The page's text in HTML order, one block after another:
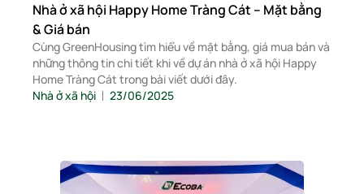
Nhà ở xã hội Happy Home Tràng Cát – Mặt bằng
& Giá bán
Cùng GreenHousing tìm hiểu về mặt bằng, giá mua bán và
những thông tin chi tiết khi về dự án nhà ở xã hội Happy
Home Tràng Cát trong bài viết dưới đây.
Nhà ở xã hội
23/06/2025